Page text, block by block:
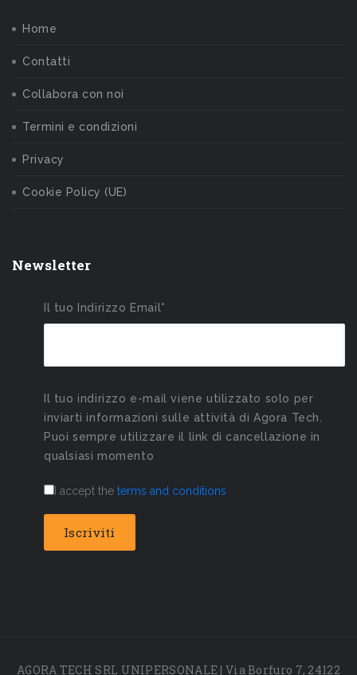
Home
Contatti
Collabora con noi
Termini e condizioni
Privacy
Cookie Policy (UE)
Newsletter
Il tuo Indirizzo Email*
Il tuo indirizzo e-mail viene utilizzato solo per
inviarti informazioni sulle attività di Agora Tech.
Puoi sempre utilizzare il link di cancellazione in
qualsiasi momento
I accept the terms and conditions
AGORA TECH SRL UNIPERSONALE | Via Borfuro 7, 24122